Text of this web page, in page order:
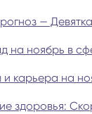
—
на ноябрь в
карьера на
здоровья: